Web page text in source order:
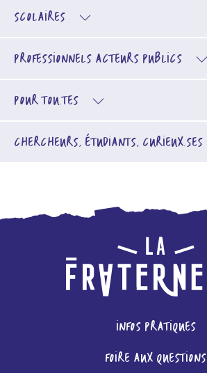
SCOLAIRES
PROFESSIONNELS ACTEURS PUBLICS
POUR TOU.TES
CHERCHEURS, ÉTUDIANTS, CURIEUX.SES
INFOS PRATIQUES
FOIRE AUX QUESTIONS